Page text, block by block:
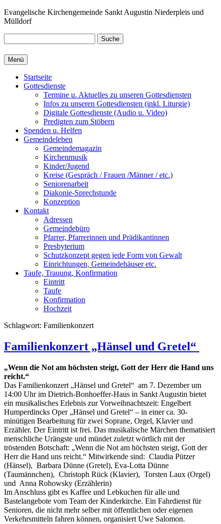
Zum
Inhalt
Evangelische Kirchengemeinde Sankt Augustin Niederpleis und
Mülldorf
Suche
Menü
Startseite
Gottesdienste
Termine u. Aktuelles zu unseren Gottesdiensten
Infos zu unseren Gottesdiensten (inkl. Liturgie)
Digitale Gottesdienste (Audio u. Video)
Predigten zum Stöbern
Spenden u. Helfen
Gemeindeleben
Gemeindemagazin
Kirchenmusik
Kinder/Jugend
Kreise (Gespräch / Frauen /Männer / etc.)
Seniorenarbeit
Diakonie-Sprechstunde
Konzeption
Kontakt
Adressen
Gemeindebüro
Pfarrer, Pfarrerinnen und Prädikantinnen
Presbyterium
Schutzkonzept gegen jede Form von Gewalt
Einrichtungen, Gemeindehäuser etc.
Taufe, Trauung, Konfirmation
Eintritt
Taufe
Konfirmation
Hochzeit
Schlagwort: Familienkonzert
Familienkonzert „Hänsel und Gretel“
„Wenn die Not am höchsten steigt, Gott der Herr die Hand uns
reicht.“
Das Familienkonzert „Hänsel und Gretel“ am 7. Dezember um
14:00 Uhr im Dietrich-Bonhoeffer-Haus in Sankt Augustin bietet
ein musikalisches Erlebnis zur Vorweihnachtszeit: Engelbert
Humperdincks Oper „Hänsel und Gretel“ – in einer ca. 30-
minütigen Bearbeitung für zwei Soprane, Orgel, Klavier und
Erzähler. Der Eintritt ist frei. Das musikalische Märchen thematisiert
menschliche Urängste und mündet zuletzt wörtlich mit der
tröstenden Botschaft: „Wenn die Not am höchsten steigt, Gott der
Herr die Hand uns reicht.“ Mitwirkende sind: Claudia Pützer
(Hänsel), Barbara Dünne (Gretel), Eva-Lotta Dünne
(Taumännchen), Christoph Rück (Klavier), Torsten Laux (Orgel)
und Anna Rohowsky (Erzählerin)
Im Anschluss gibt es Kaffee und Lebkuchen für alle und
Bastelangebote vom Team der Kinderkirche. Ein Fahrdienst für
Senioren, die nicht mehr selber mit öffentlichen oder eigenen
Verkehrsmitteln fahren können, organisiert Uwe Salomon.